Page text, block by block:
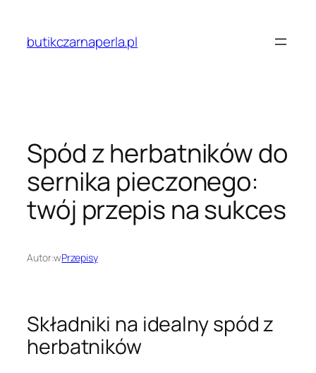
treścibutikczarnaperla.pl
Spód z herbatników do
sernika pieczonego:
twój przepis na sukces
Autor:wPrzepisy
Składniki na idealny spód z
herbatników